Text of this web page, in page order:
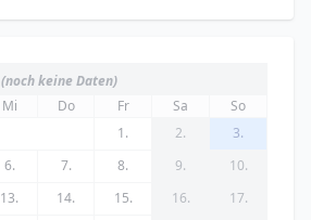
(noch keine Daten)
Mi Do Fr Sa
So
1.
2.
3.
6. 7. 8. 9.
10.
13. 14. 15. 16.
17.